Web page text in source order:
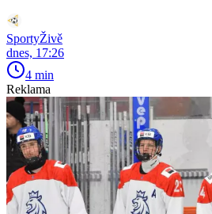
SportyŽivě
dnes, 17:26
4 min
Reklama